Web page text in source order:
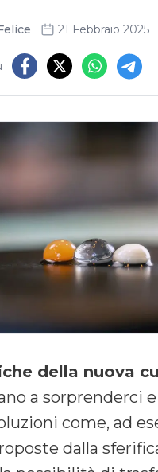
21 Febbraio 2025
della nuova
a sorprenderci
come, ad
dalla